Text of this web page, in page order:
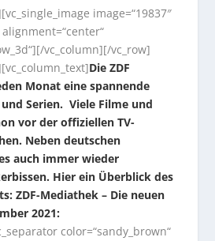
image=“19837″
alignment=“center“
vc_column][/vc_row]
Die ZDF
Monat eine spannende
Serien. Viele Filme und
vor der offiziellen TV-
Neben deutschen
auch immer wieder
Hier ein Überblick des
ZDF-Mediathek – Die neuen
2021:
color=“sandy_brown“